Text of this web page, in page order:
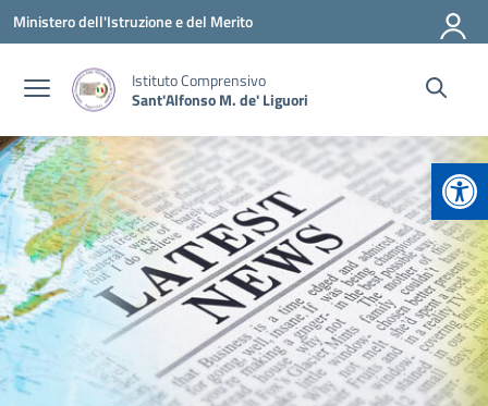
Vai ai contenuti
Vai al menu di navigazione
Vai al footer
Ministero dell'Istruzione e del Merito
Istituto Comprensivo
Sant'Alfonso M. de' Liguori